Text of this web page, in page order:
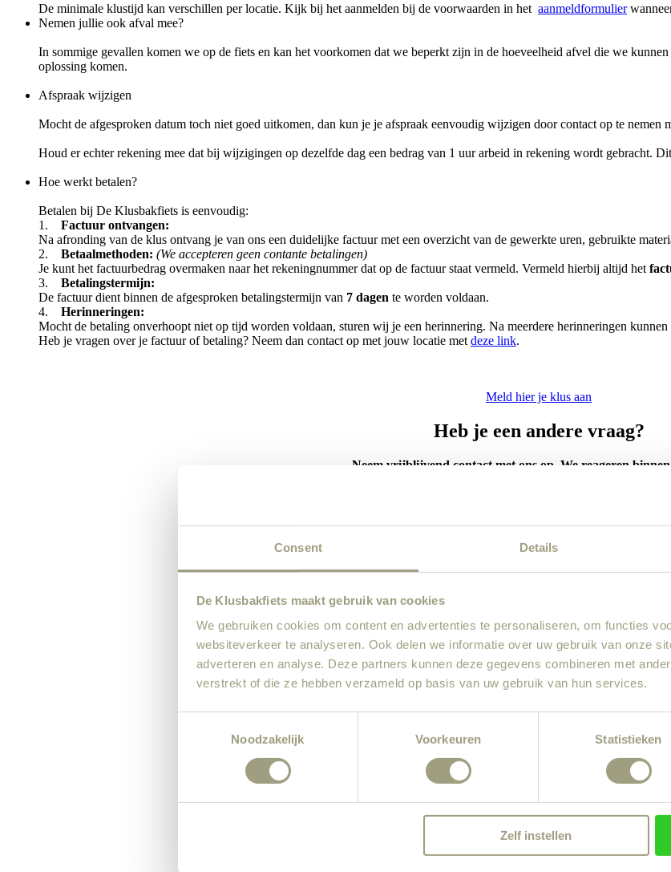
Consent Details
De Klusbakfiets maakt gebruik van cookies
We gebruiken cookies om content en advertenties te personaliseren, om functies
websiteverkeer te analyseren. Ook delen we informatie over uw gebruik van onze
adverteren en analyse. Deze partners kunnen deze gegevens combineren met
verstrekt of die ze hebben verzameld op basis van uw gebruik van hun services.
Noodzakelijk Voorkeuren Statistieken
Zelf instellen
De minimale klustijd kan verschillen per locatie. Kijk bij het aanmelden bij de voorwaarden in het aanmeldformulier
Nemen jullie ook afval mee?
In sommige gevallen komen we op de fiets en kan het voorkomen dat we beperkt zijn in de hoeveelheid afvel die we
oplossing komen.
Afspraak wijzigen
Mocht de afgesproken datum toch niet goed uitkomen, dan kun je je afspraak eenvoudig wijzigen door contact op te nemen
Houd er echter rekening mee dat bij wijzigingen op dezelfde dag een bedrag van 1 uur arbeid in rekening wordt gebracht.
Hoe werkt betalen?
Betalen bij De Klusbakfiets is eenvoudig:
1. Factuur ontvangen:
Na afronding van de klus ontvang je van ons een duidelijke factuur met een overzicht van de gewerkte uren, gebruikte
2. Betaalmethoden: (We accepteren geen contante betalingen)
Je kunt het factuurbedrag overmaken naar het rekeningnummer dat op de factuur staat vermeld. Vermeld hierbij altijd het
3. Betalingstermijn:
De factuur dient binnen de afgesproken betalingstermijn van 7 dagen te worden voldaan.
4.
Herinneringen:
Mocht de betaling onverhoopt niet op tijd worden voldaan, sturen wij je een herinnering. Na meerdere herinneringen
Heb je vragen over je factuur of betaling? Neem dan contact op met jouw locatie met deze link.
Meld hier je klus aan
Heb je een andere vraag?
Neem vrijblijvend contact met ons op. We reageren binnen